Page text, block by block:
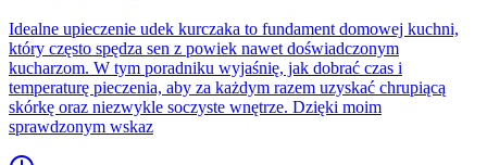
Idealne upieczenie udek kurczaka to fundament domowej kuchni,
który często spędza sen z powiek nawet doświadczonym
kucharzom. W tym poradniku wyjaśnię, jak dobrać czas i
temperaturę pieczenia, aby za każdym razem uzyskać chrupiącą
skórkę oraz niezwykle soczyste wnętrze. Dzięki moim
sprawdzonym wskaz